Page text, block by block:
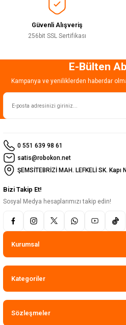
Güvenli Alışveriş
256bit SSL Sertifikası
E-Bülten
Kampanya ve yeniliklerden haberdar
0 551 639 98 61
satis@robokon.net
ŞEMSİTEBRİZİ MAH. LEFKELİ SK.
Bizi Takip Et!
Sosyal Medya hesaplarımızı takip edin!
Kurumsal
Kategoriler
Sözleşmeler